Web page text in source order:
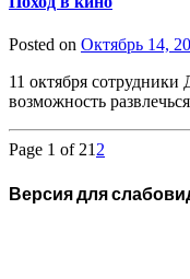
Posted on Октябрь 14,
11 октября
возможность
Page 1 of 21 2
Версия для